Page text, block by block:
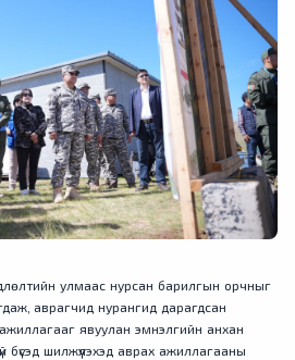
улмаас нурсан барилгын орчныг
аврагчид нурангид дарагдсан
явуулан эмнэлгийн анхан
бүсэд шилжүүлэхэд аврах ажиллагааны